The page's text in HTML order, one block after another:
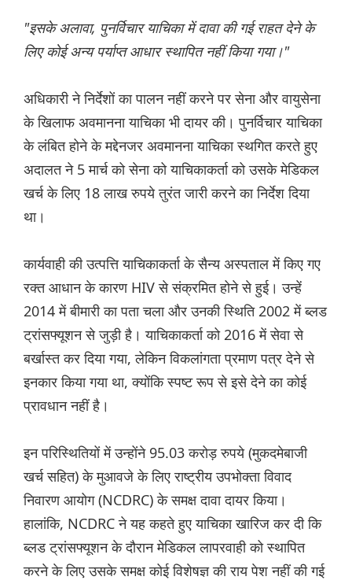
"इसके अलावा, पुनर्विचार याचिका में दावा की गई राहत देने के
लिए कोई अन्य पर्याप्त आधार स्थापित नहीं किया गया।"
अधिकारी ने निर्देशों का पालन नहीं करने पर सेना और वायुसेना
के खिलाफ अवमानना याचिका भी दायर की। पुनर्विचार याचिका
के लंबित होने के मद्देनजर अवमानना याचिका स्थगित करते हुए
अदालत ने 5 मार्च को सेना को याचिकाकर्ता को उसके मेडिकल
खर्च के लिए 18 लाख रुपये तुरंत जारी करने का निर्देश दिया
था।
कार्यवाही की उत्पत्ति याचिकाकर्ता के सैन्य अस्पताल में किए गए
रक्त आधान के कारण HIV से संक्रमित होने से हुई। उन्हें
2014 में बीमारी का पता चला और उनकी स्थिति 2002 में ब्लड
ट्रांसफ्यूशन से जुड़ी है। याचिकाकर्ता को 2016 में सेवा से
बर्खास्त कर दिया गया, लेकिन विकलांगता प्रमाण पत्र देने से
इनकार किया गया था, क्योंकि स्पष्ट रूप से इसे देने का कोई
प्रावधान नहीं है।
इन परिस्थितियों में उन्होंने 95.03 करोड़ रुपये (मुकदमेबाजी
खर्च सहित) के मुआवजे के लिए राष्ट्रीय उपभोक्ता विवाद
निवारण आयोग (NCDRC) के समक्ष दावा दायर किया।
हालांकि, NCDRC ने यह कहते हुए याचिका खारिज कर दी कि
ब्लड ट्रांसफ्यूशन के दौरान मेडिकल लापरवाही को स्थापित
करने के लिए उसके समक्ष कोई विशेषज्ञ की राय पेश नहीं की गई